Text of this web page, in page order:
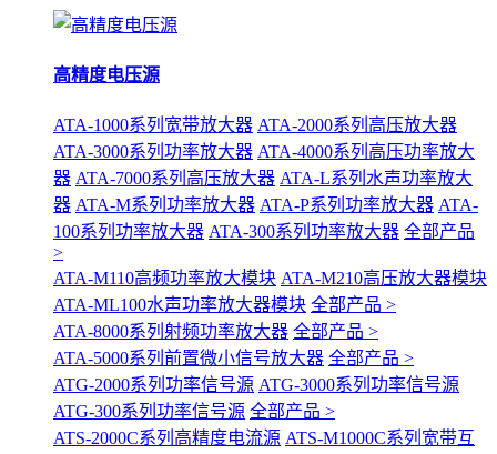
高精度电压源
ATA-1000系列宽带放大器 ATA-2000系列高压放大器
ATA-3000系列功率放大器 ATA-4000系列高压功率放大
器 ATA-7000系列高压放大器 ATA-L系列水声功率放大
器 ATA-M系列功率放大器 ATA-P系列功率放大器 ATA-
100系列功率放大器 ATA-300系列功率放大器 全部产品
>
ATA-M110高频功率放大模块 ATA-M210高压放大器模块
ATA-ML100水声功率放大器模块 全部产品 >
ATA-8000系列射频功率放大器 全部产品 >
ATA-5000系列前置微小信号放大器 全部产品 >
ATG-2000系列功率信号源 ATG-3000系列功率信号源
ATG-300系列功率信号源 全部产品 >
ATS-2000C系列高精度电流源 ATS-M1000C系列宽带互